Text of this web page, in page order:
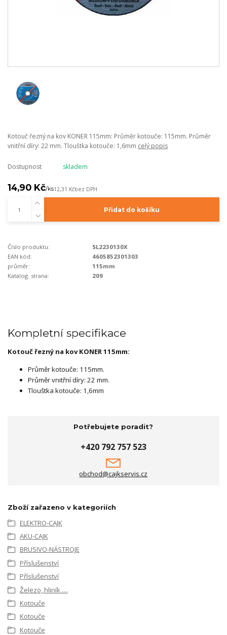
Kotouč řezný na kov KONER 115mm: Průměr kotouče: 115mm. Průměr
vnitřní díry: 22 mm. Tlouštka kotouče: 1,6mm celý popis
Dostupnost skladem
14,90 Kč/ks12,31 Kčbez DPH
Přidat do košíku
Číslo produktu:
SL2230130X
EAN kód:
4605852301303
průměr:
115mm
Katalog. strana:
209
Kompletní specifikace
Kotouč řezný na kov KONER 115mm:
Průměr kotouče: 115mm.
Průměr vnitřní díry: 22 mm.
Tlouštka kotouče: 1,6mm
Potřebujete poradit?
+420 792 757 523
obchod@cajkservis.cz
Zboží zařazeno v kategoriích
ELEKTRO-CAJK
AKU-CAJK
BRUSIVO-NÁSTROJE
Příslušenství
Příslušenství
Železo, hliník ....
Kotouče
Kotouče
Kotouče